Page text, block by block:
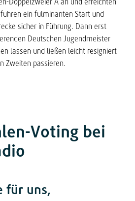
ein fulminanten Start und
sicher in Führung. Dann erst
Deutschen Jugendmeister
lassen und ließen leicht resigniert
Zweiten passieren.
Voting bei
für uns,